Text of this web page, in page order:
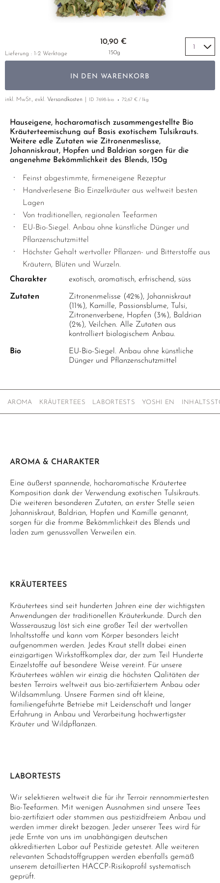
EMPFEHLUNGEN
GELBER TEE
SETS & GIFTS
PHOENIX DANCONG
ZHANGPING SHUI XIAN
JAPAN
THAILAND
EMPFEHLUNGEN
SETS & GIFTS
TÜRKEI
EMPFEHLUNGEN
SETS & GIFTS
NACH SORTE
HIBISKUSBLÜTEN
JOHANNISKRAUT
KIEFERNNADEL
KURKUMA
LAVENDEL
MALVEN
NANA MINZE
PERUANISCHER SALBEI
ROSENKNOSPEN
SALBEI
SCHWARZE MALVE
WEISSE MELISSE
ZITRONENMELISSE
Hauseigene, hocharomatisch zusammengestellte Bio
Kräuterteemischung auf Basis exotischem Tulsikrauts.
Weitere edle Zutaten wie Zitronenmeslisse,
Johanniskraut, Hopfen und Baldrian sorgen für die
angenehme Bekömmlichkeit des Blends, 150g
Feinst abgestimmte, firmeneigene Rezeptur
Handverlesene Bio Einzelkräuter aus weltweit besten
Lagen
Von traditionellen, regionalen Teefarmen
EU-Bio-Siegel. Anbau ohne künstliche Dünger und
Pflanzenschutzmittel
Höchster Gehalt wertvoller Pflanzen- und Bitterstoffe aus
Kräutern, Blüten und Wurzeln.
Charakter
exotisch, aromatisch, erfrischend, süss
Zutaten
Zitronenmelisse (42%), Johanniskraut
(11%), Kamille, Passionsblume, Tulsi,
Zitronenverbene, Hopfen (3%), Baldrian
(2%), Veilchen. Alle Zutaten aus
kontrolliert biologischem Anbau.
Bio
EU-Bio-Siegel. Anbau ohne künstliche
Dünger und Pflanzenschutzmittel
10,90 €
150g
IN DEN WARENKORB
Lieferung : 1-2 Werktage
inkl. MwSt., exkl. Versandkosten ID 7698-bio 72,67 € / 1kg
AROMA KRÄUTERTEES LABORTESTS YOSHI EN
AROMA & CHARAKTER
Eine äußerst spannende, hocharomatische Kräutertee
Komposition dank der Verwendung exotischen Tulsikrauts.
Die weiteren besonderen Zutaten, an erster Stelle seien
Johanniskraut, Baldrian, Hopfen und Kamille genannt,
sorgen für die fromme Bekömmlichkeit des Blends und
laden zum genussvollen Verweilen ein.
KRÄUTERTEES
Kräutertees sind seit hunderten Jahren eine der wichtigsten
Anwendungen der traditionellen Kräuterkunde. Durch den
Wasserauszug löst sich eine großer Teil der wertvollen
Inhaltsstoffe und kann vom Körper besonders leicht
aufgenommen werden. Jedes Kraut stellt dabei einen
einzigartigen Wirkstoffkomplex dar, der zum Teil Hunderte
Einzelstoffe auf besondere Weise vereint. Für unsere
Kräutertees wählen wir einzig die höchsten Qalitäten der
besten Terroirs weltweit aus bio-zertifiziertem Anbau oder
Wildsammlung. Unsere Farmen sind oft kleine,
familiengeführte Betriebe mit Leidenschaft und langer
Erfahrung in Anbau und Verarbeitung hochwertigster
Kräuter und Wildpflanzen.
LABORTESTS
Wir selektieren weltweit die für ihr Terroir rennommiertesten
Bio-Teefarmen. Mit wenigen Ausnahmen sind unsere Tees
bio-zertifiziert oder stammen aus pestizidfreiem Anbau und
werden immer direkt bezogen. Jeder unserer Tees wird für
jede Ernte von uns im unabhängigen deutschen
akkreditierten Labor auf Pestizide getestet. Alle weiteren
relevanten Schadstoffgruppen werden ebenfalls gemäß
unserem detaillierten HACCP-Risikoprofil systematisch
geprüft.